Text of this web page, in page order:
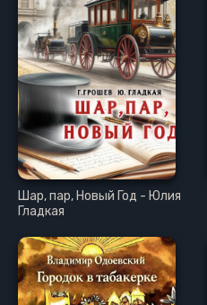
Шар, пар, Новый Год - Юлия
Гладкая